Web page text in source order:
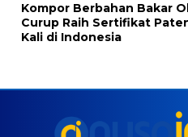
Kompor Berbahan Bakar
Curup Raih Sertifikat
Kali di Indonesia